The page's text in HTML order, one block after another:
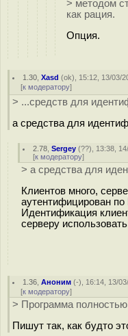
> методом
как рация.
Опция.
1.30 ,Xasd (ok), 15:12, 13/03/
[к модератору]
> ...средств для
а средства для
2.78 ,Sergey (??), 13:38,
[к модератору]
> а средства для
Клиентов много,
аутентифицирован по
Идентификация
серверу
1.36 ,Аноним (-), 16:14, 13/
[к модератору]
> Программа
Пишут так, как будто